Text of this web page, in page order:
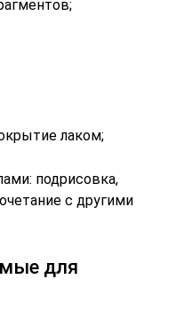
лаком;
подрисовка,
с другими
для